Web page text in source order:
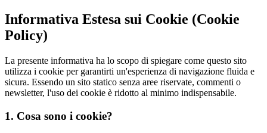
Informativa Estesa sui Cookie (Cookie
Policy)
La presente informativa ha lo scopo di spiegare come questo sito
utilizza i cookie per garantirti un'esperienza di navigazione fluida e
sicura. Essendo un sito statico senza aree riservate, commenti o
newsletter, l'uso dei cookie è ridotto al minimo indispensabile.
1. Cosa sono i cookie?